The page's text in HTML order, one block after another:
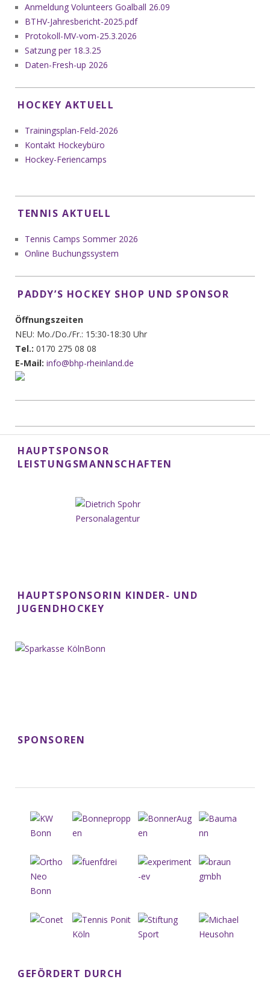
Anmeldung Volunteers Goalball 26.09
BTHV-Jahresbericht-2025.pdf
Protokoll-MV-vom-25.3.2026
Satzung per 18.3.25
Daten-Fresh-up 2026
HOCKEY AKTUELL
Trainingsplan-Feld-2026
Kontakt Hockeybüro
Hockey-Feriencamps
TENNIS AKTUELL
Tennis Camps Sommer 2026
Online Buchungssystem
PADDY’S HOCKEY SHOP UND SPONSOR
Öffnungszeiten
NEU: Mo./Do./Fr.: 15:30-18:30 Uhr
Tel.: 0170 275 08 08
E-Mail: info@bhp-rheinland.de
HAUPTSPONSOR
LEISTUNGSMANNSCHAFTEN
HAUPTSPONSORIN KINDER- UND
JUGENDHOCKEY
SPONSOREN
GEFÖRDERT DURCH